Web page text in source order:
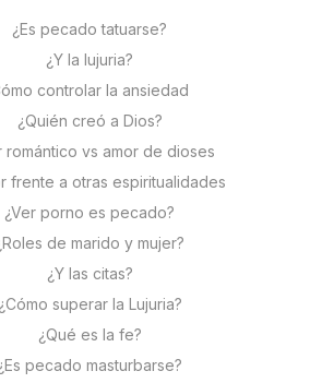
¿Es pecado tatuarse?
¿Y la lujuria?
controlar la ansiedad
¿Quién creó a Dios?
romántico vs amor de dioses
frente a otras espiritualidades
¿Ver porno es pecado?
de marido y mujer?
¿Y las citas?
¿Cómo superar la Lujuria?
¿Qué es la fe?
pecado masturbarse?